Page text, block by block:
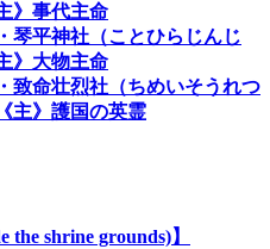
》事代主命
・琴平神社（ことひらじんじ
》大物主命
・致命壮烈社（ちめいそうれつ
主》護国の英霊
shrine grounds)】